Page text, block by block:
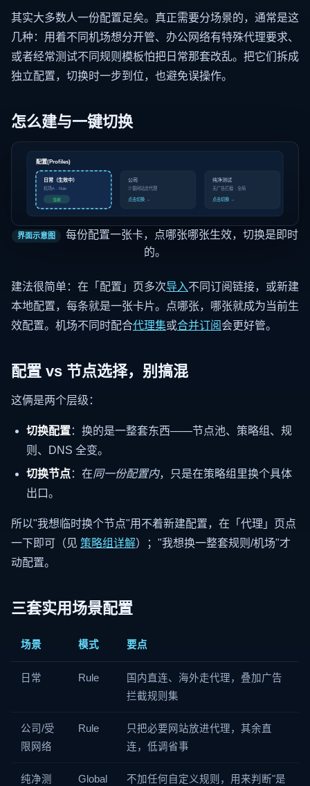
其实大多数人一份配置足矣。真正需要分场景的，通常是这
几种：用着不同机场想分开管、办公网络有特殊代理要求、
或者经常测试不同规则模板怕把日常那套改乱。把它们拆成
独立配置，切换时一步到位，也避免误操作。
怎么建与一键切换
配置(Profiles)
日常（生效中）
机场A · Rule
当前
公司
少量网站走代理
点击切换 →
纯净测试
无广告拦截 · 全局
点击切换 →
界面示意图
每份配置一张卡，点哪张哪张生效，切换是即时
的。
建法很简单：在「配置」页多次导入不同订阅链接，或新建
本地配置，每条就是一张卡片。点哪张，哪张就成为当前生
效配置。机场不同时配合代理集或合并订阅 会更好管。
配置 vs 节点选择，别搞混
这俩是两个层级：
切换配置：换的是一整套东西——节点池、策略组、规
则、DNS 全变。
切换节点：在同一份配置内，只是在策略组里换个具体
出口。
所以"我想临时换个节点"用不着新建配置，在「代理」页点
一下即可（见 策略组详解）；"我想换一整套规则/机场"才
动配置。
三套实用场景配置
场景 模式 要点
日常 Rule
国内直连、海外走代理，叠加广告
拦截规则集
公司/受
限网络
Rule
只把必要网站放进代理，其余直
连，低调省事
纯净测
Global
不加任何自定义规则，用来判断"是